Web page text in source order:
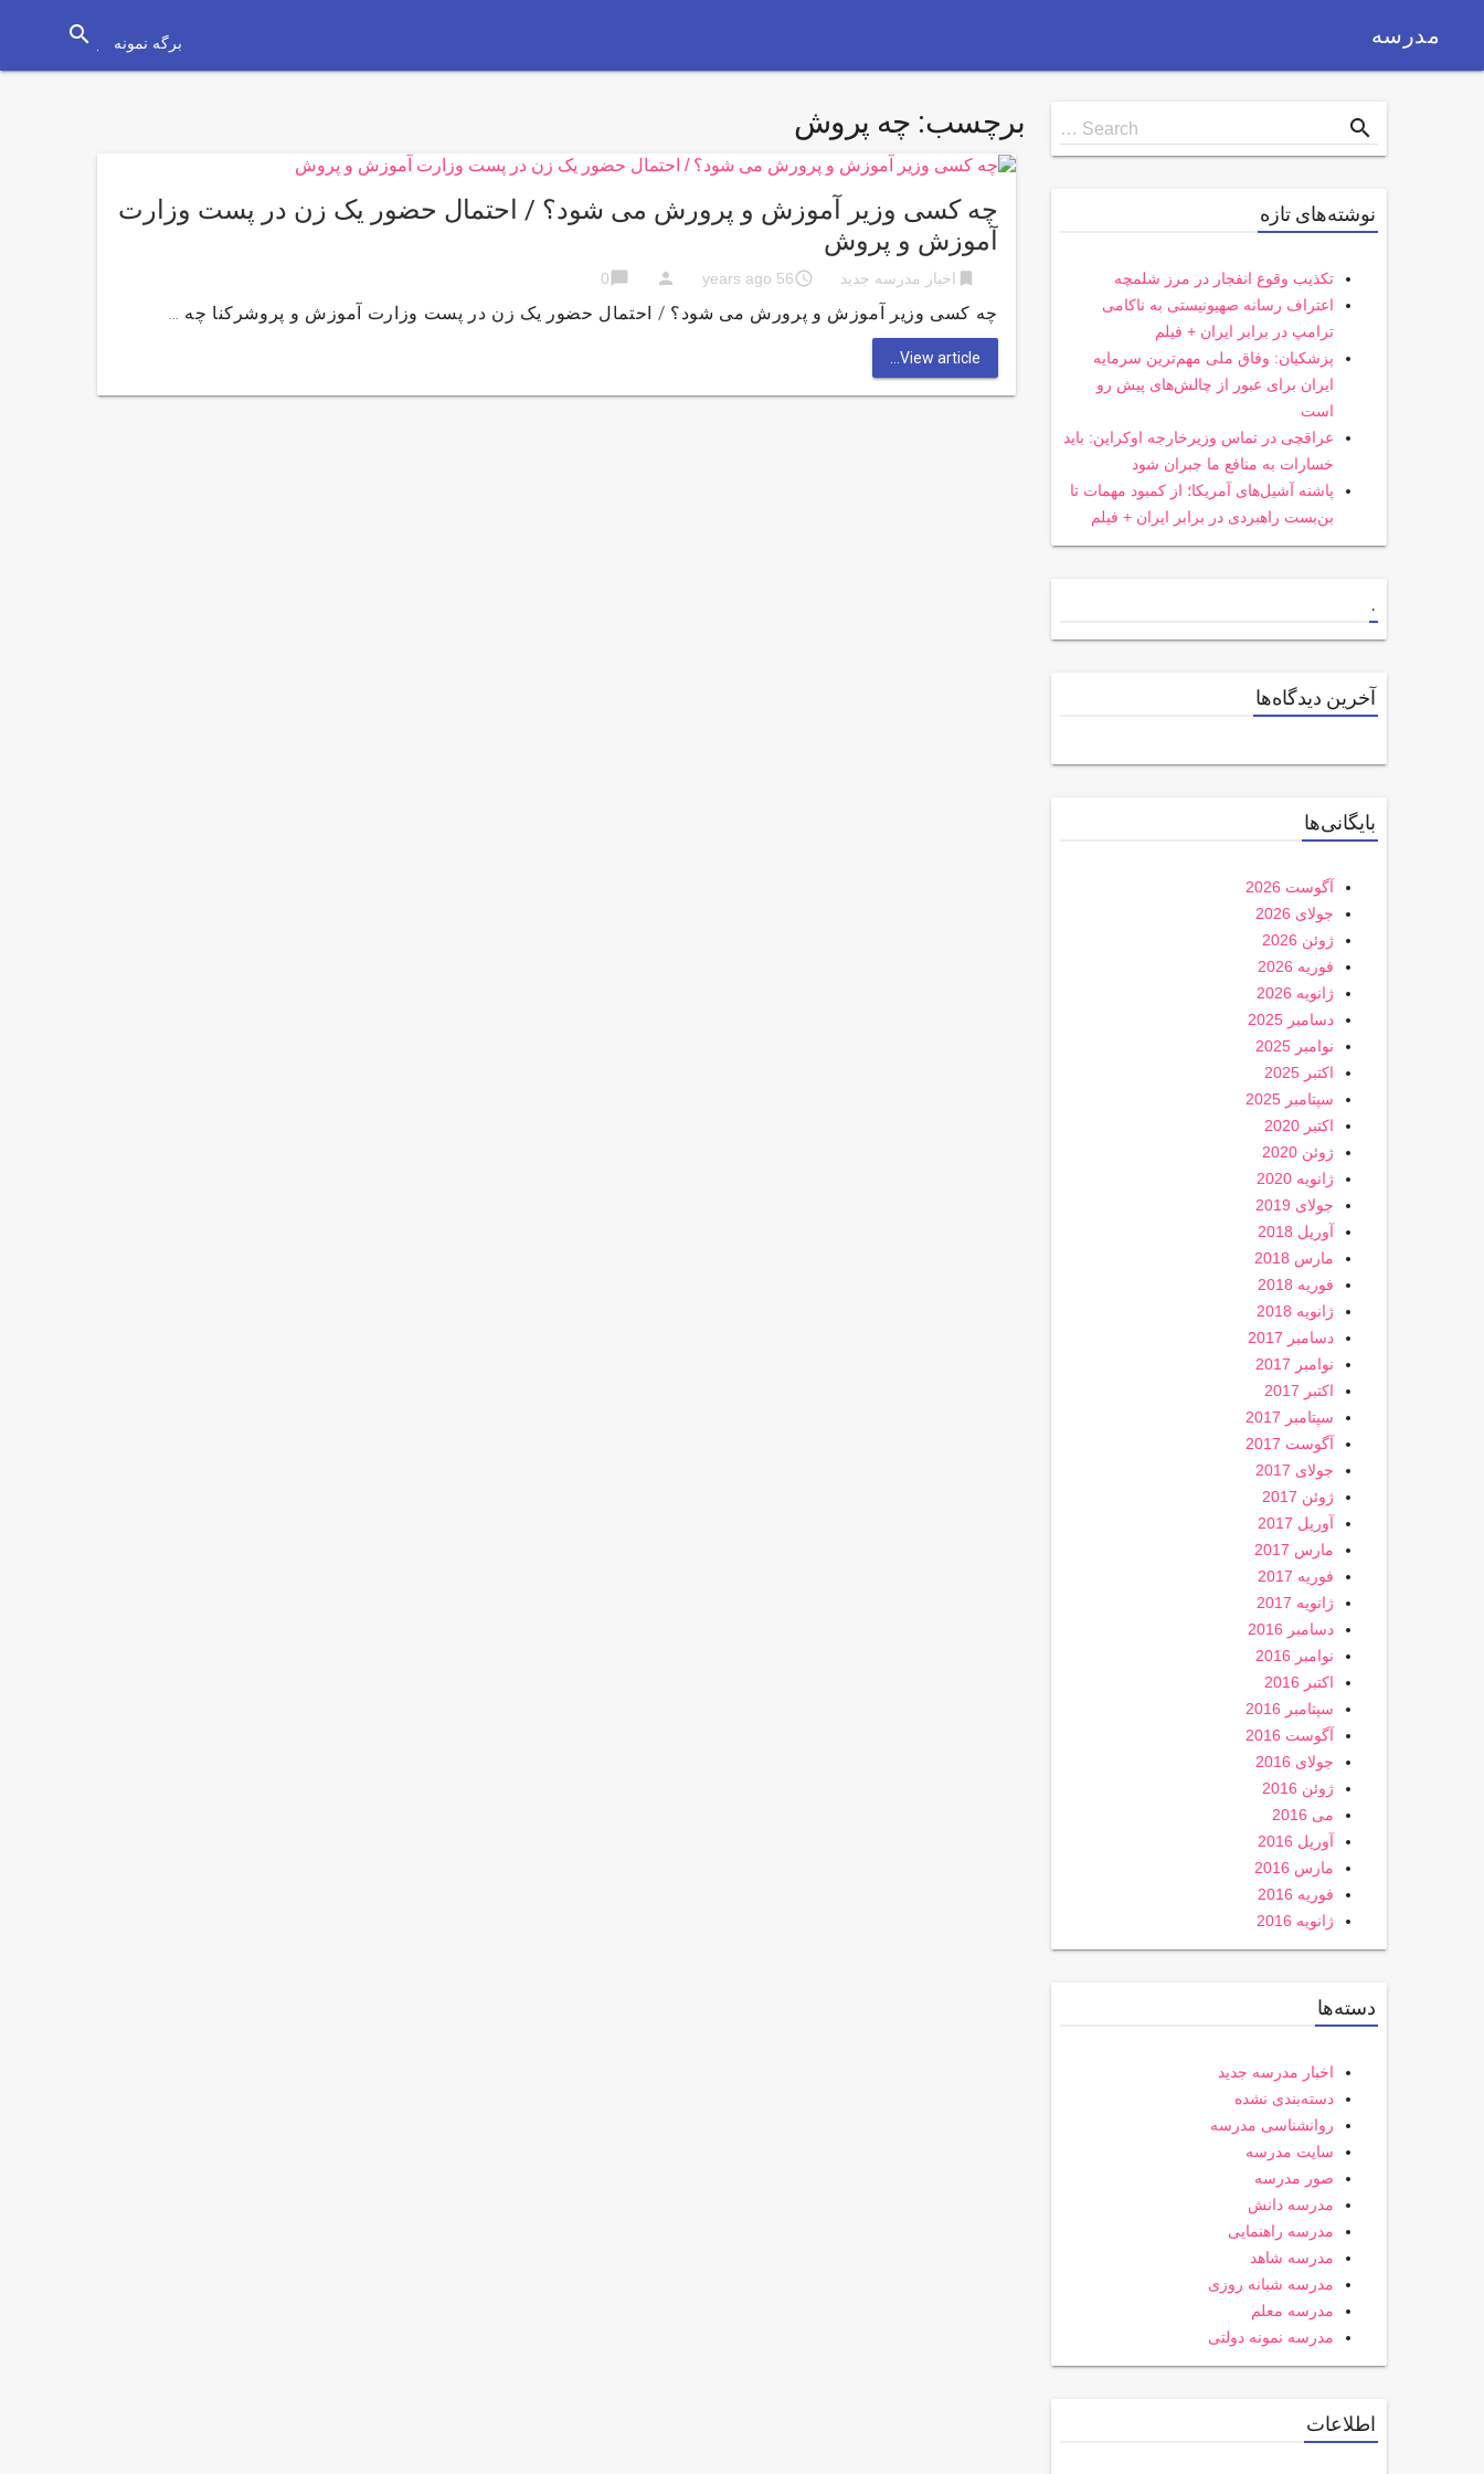
مدرسه برگه نمونه search
برچسب: چه پروش
چه کسی وزیر آموزش و پرورش می شود؟ / احتمال حضور یک زن در پست وزارت
آموزش و پروش
bookmark اخبار مدرسه جدید access_time
56 years ago
person
chat_bubble
0
چه کسی وزیر آموزش و پرورش می شود؟ / احتمال حضور یک زن در پست وزارت آموزش و پروشرکنا چه …
View article...
Search
for
Search … search
نوشته‌های تازه
تکذیب وقوع انفجار در مرز شلمچه
اعتراف رسانه صهیونیستی به ناکامی
ترامپ در برابر ایران + فیلم
پزشکیان: وفاق ملی مهم‌ترین سرمایه
ایران برای عبور از چالش‌های پیش رو
است
عراقچی در تماس وزیرخارجه اوکراین: باید
خسارات به منافع ما جبران شود
پاشنه آشیل‌های آمریکا؛ از کمبود مهمات تا
بن‌بست راهبردی در برابر ایران + فیلم
.
آخرین دیدگاه‌ها
بایگانی‌ها
آگوست 2026
جولای 2026
ژوئن 2026
فوریه 2026
ژانویه 2026
دسامبر 2025
نوامبر 2025
اکتبر 2025
سپتامبر 2025
اکتبر 2020
ژوئن 2020
ژانویه 2020
جولای 2019
آوریل 2018
مارس 2018
فوریه 2018
ژانویه 2018
دسامبر 2017
نوامبر 2017
اکتبر 2017
سپتامبر 2017
آگوست 2017
جولای 2017
ژوئن 2017
آوریل 2017
مارس 2017
فوریه 2017
ژانویه 2017
دسامبر 2016
نوامبر 2016
اکتبر 2016
سپتامبر 2016
آگوست 2016
جولای 2016
ژوئن 2016
می 2016
آوریل 2016
مارس 2016
فوریه 2016
ژانویه 2016
دسته‌ها
اخبار مدرسه جدید
دسته‌بندی نشده
روانشناسی مدرسه
سایت مدرسه
صور مدرسه
مدرسه دانش
مدرسه راهنمایی
مدرسه شاهد
مدرسه شبانه روزی
مدرسه معلم
مدرسه نمونه دولتی
اطلاعات